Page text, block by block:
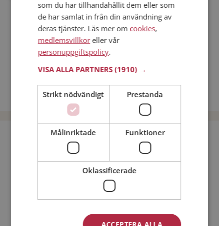
Dejting i mobilen
Online dating
Nätdejtingtips
Match Making på Mötesplatsen
Läs mer om vad Mötesplatsens singlar tycker
Män från Malå
Dejta män i Sverige
Bli medlem utan kostnad!
Man
som du har tillhandahållit dem eller som
de har samlat in från din användning av
deras tjänster. Läs mer om cookies,
medlemsvillkoreller vår
personuppgiftspolicy.
VISA ALLA PARTNERS(1910) →
Strikt nödvändigt Prestanda
Målinriktade Funktioner
Oklassificerade
ACCEPTERA ALLA